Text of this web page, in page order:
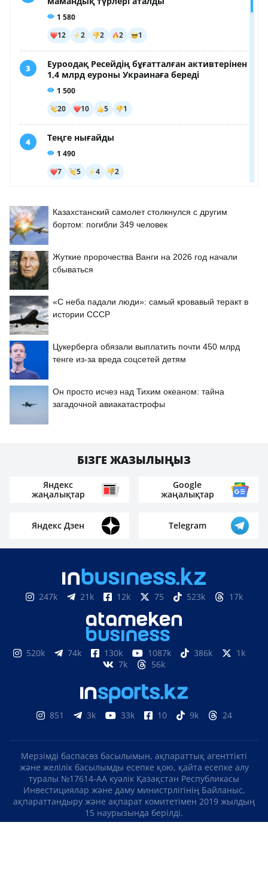
Казахстанский самолет столкнулся с другим
бортом: погибли 349 человек
Жуткие пророчества Ванги на 2026 год начали
сбываться
«С неба падали люди»: самый кровавый теракт в
истории СССР
Цукерберга обязали выплатить почти 450 млрд
тенге из-за вреда соцсетей детям
Он просто исчез над Тихим океаном: тайна
загадочной авиакатастрофы
БІЗГЕ ЖАЗЫЛЫҢЫЗ
Яндекс
жаңалықтар
Google
жаңалықтар
Яндекс Дзен Telegram
247k 21k 12k 75 523k 17k
520k 74k 130k 1087k 386k
1k
7k
56k
851 3k 33k 10 9k 24
Мерзімді баспасөз басылымын, ақпараттық агенттікті
және желілік басылымды есепке қою, қайта есепке алу
туралы №17614-АА куәлік Қазақстан Республикасы
Инвестициялар және даму министрлігінің Байланыс,
ақпараттандыру және ақпарат комитетімен 2019 жылдың
15 наурызында берілді.